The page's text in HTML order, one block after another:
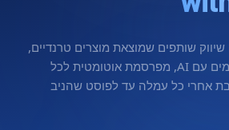
שותפים שמוצאת מוצרים טרנדיים,
כותבת פוסטים מותאמים עם AI, מפרסמת אוטומטית לכל
אחרי כל עמלה עד לפוסט שהניב